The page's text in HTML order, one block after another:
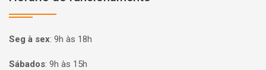
Seg à sex: 9h às 18h
Sábados: 9h às 15h